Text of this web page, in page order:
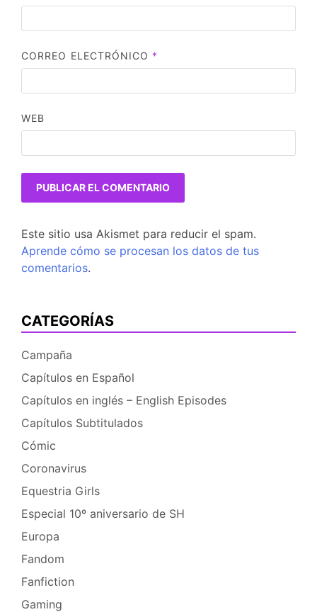
CORREO ELECTRÓNICO *
WEB
Este sitio usa Akismet para reducir el spam.
Aprende cómo se procesan los datos de tus
comentarios.
CATEGORÍAS
Campaña
Capítulos en Español
Capítulos en inglés – English Episodes
Capítulos Subtitulados
Cómic
Coronavirus
Equestria Girls
Especial 10º aniversario de SH
Europa
Fandom
Fanfiction
Gaming